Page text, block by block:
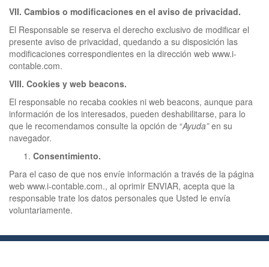
VII. Cambios o modificaciones en el aviso de privacidad.
El Responsable se reserva el derecho exclusivo de modificar el
presente aviso de privacidad, quedando a su disposición las
modificaciones correspondientes en la dirección web www.i-
contable.com.
VIII. Cookies y web beacons.
El responsable no recaba cookies ni web beacons, aunque para
información de los interesados, pueden deshabilitarse, para lo
que le recomendamos consulte la opción de “Ayuda”en su
navegador.
Consentimiento.
Para el caso de que nos envíe información a través de la página
web www.i-contable.com., al oprimir ENVIAR, acepta que la
responsable trate los datos personales que Usted le envía
voluntariamente.